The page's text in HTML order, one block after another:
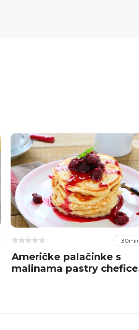
Američke palačinke s
malinama pastry chefice